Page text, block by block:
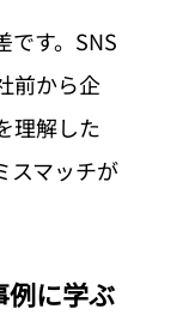
です。SNS
前から企
理解した
スマッチが
例に学ぶ